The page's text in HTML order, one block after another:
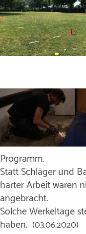
Programm.
Statt Schläger und
harter Arbeit waren
angebracht.
Solche Werkeltage
haben. (03.06.2020)